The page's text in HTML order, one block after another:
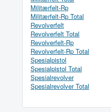
Militærfelt-Rp
Militærfelt-Rp Total
Revolverfelt
Revolverfelt Total
Revolverfelt-Rp
Revolverfelt-Rp Total
Spesialpistol
Spesialpistol Total
Spesialrevolver
Spesialrevolver Total